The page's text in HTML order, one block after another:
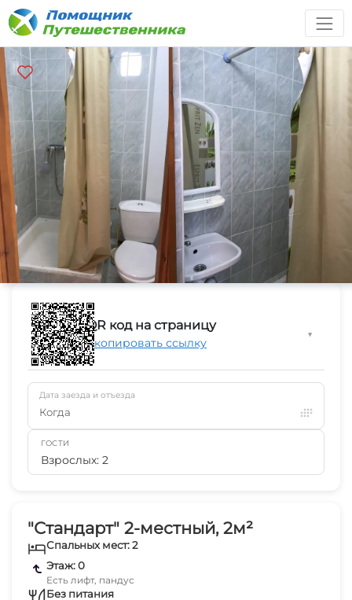
"Стандарт" 2-местный, 2м²
Спальных мест: 2
Этаж: 0
Есть лифт, пандус
Без питания
QR код на страницу
Скопировать ссылку
▼
Дата заезда и отъезда
Когда
ГОСТИ
Взрослых: 2